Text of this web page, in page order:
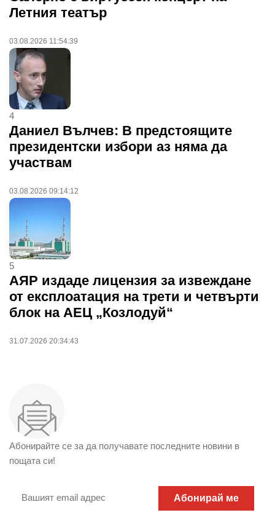
Летния театър
03.08.2026 11:54:39
4
Даниел Вълчев: В предстоящите
президентски избори аз няма да
участвам
03.08.2026 09:14:12
5
АЯР издаде лицензия за извеждане
от експлоатация на трети и четвърти
блок на АЕЦ „Козлодуй“
31.07.2026 20:34:43
Абонирайте се за да получавате последните новини в
пощата си!
Абонирай ме